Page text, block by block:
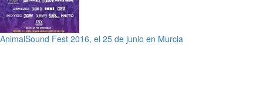
AnimalSound Fest 2016, el 25 de junio en Murcia